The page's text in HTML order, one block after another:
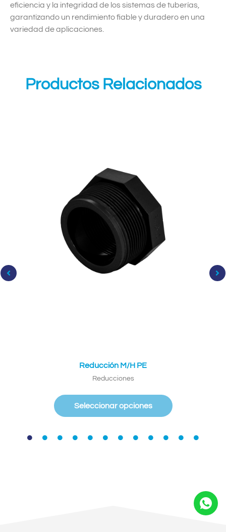
eficiencia y la integridad de los sistemas de tuberías,
garantizando un rendimiento fiable y duradero en una
variedad de aplicaciones.
Productos Relacionados
Reducción M/H PE
Reducciones
Seleccionar opciones